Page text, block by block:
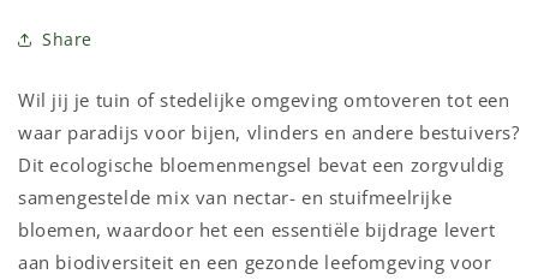
Share
Wil jij je tuin of stedelijke omgeving omtoveren tot een
waar paradijs voor bijen, vlinders en andere bestuivers?
Dit ecologische bloemenmengsel bevat een zorgvuldig
samengestelde mix van nectar- en stuifmeelrijke
bloemen, waardoor het een essentiële bijdrage levert
aan biodiversiteit en een gezonde leefomgeving voor